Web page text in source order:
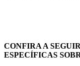
CONFIRA A
ESPECÍFICAS